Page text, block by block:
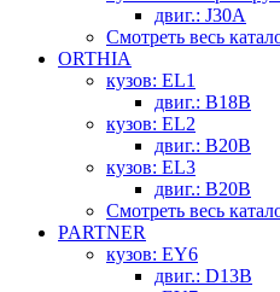
двиг.: J30A
Смотреть весь
ORTHIA
кузов: EL1
двиг.: B18B
кузов: EL2
двиг.: B20B
кузов: EL3
двиг.: B20B
Смотреть весь
PARTNER
кузов: EY6
двиг.: D13B